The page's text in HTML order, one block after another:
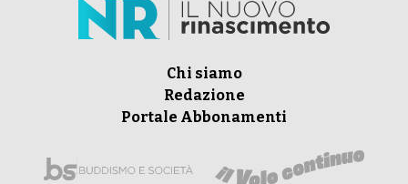
Chi siamo
Redazione
Portale Abbonamenti